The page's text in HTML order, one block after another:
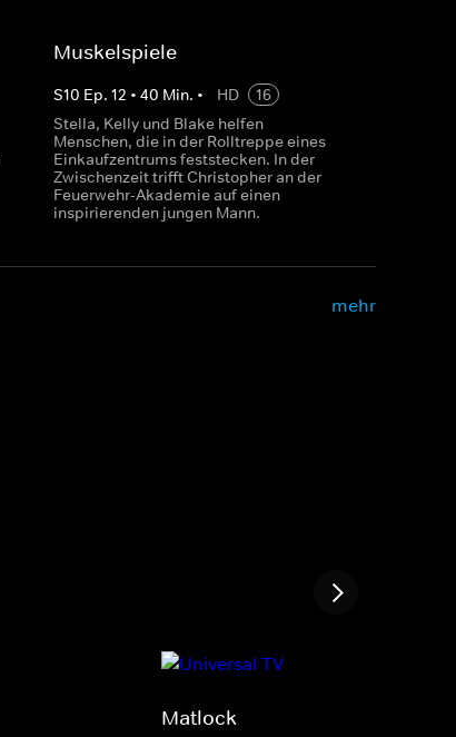
Muskelspiele
S10 Ep. 12 • 40 Min. • HD
16
Stella, Kelly und Blake helfen
Menschen, die in der Rolltreppe eines
Einkaufzentrums feststecken. In der
Zwischenzeit trifft Christopher an der
Feuerwehr-Akademie auf einen
inspirierenden jungen Mann.
mehr
Matlock